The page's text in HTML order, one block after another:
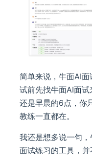
简单来说，牛面AI
试前先找牛面AI面试
还是早晨的6点，你
教练一直都在。
我还是想多说一句
面试练习的工具，并